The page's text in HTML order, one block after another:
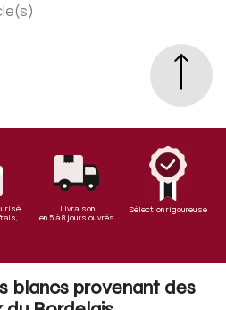
Livraison
en 5 à 8 jours ouvrés
Sélection rigoureuse
blancs provenant des